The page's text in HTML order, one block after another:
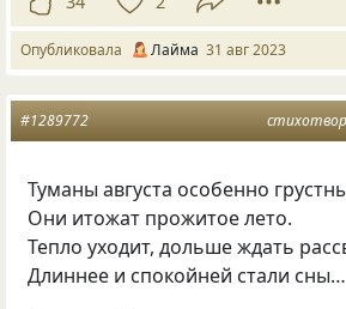
Опубликовала Лайма 31 авг 2023
#1289772
Туманы августа особенно
Они итожат прожитое лето.
Тепло уходит, дольше ждать
Длиннее и спокойней стали сны…